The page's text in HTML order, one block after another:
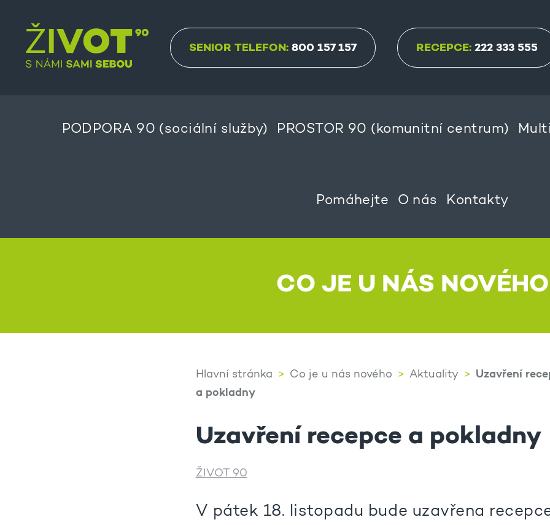
SENIOR TELEFON: 800 157 157 RECEPCE: 222 333 555
PODPORA 90 (sociální služby) PROSTOR 90 (komunitní centrum)
Pomáhejte O nás Kontakty
CO JE U NÁS NOVÉHO
Hlavní stránka Co je u nás nového Aktuality
Uzavření
a pokladny
Uzavření recepce a pokladny
ŽIVOT 90
V pátek 18. listopadu bude uzavřena